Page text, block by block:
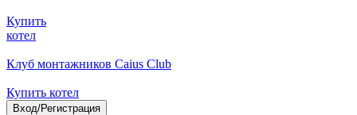
Купить
котел
Клуб монтажников Caius Club
Купить котел
Вход/Регистрация